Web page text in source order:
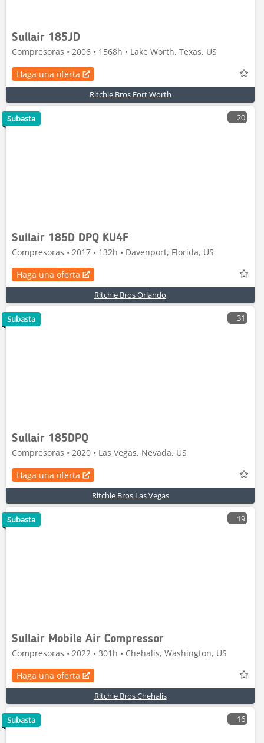
Sullair 185JD
Compresoras • 2006 • 1568h • Lake Worth, Texas, US
Haga una oferta
Ritchie Bros Fort Worth
20
Sullair 185D DPQ KU4F
Compresoras • 2017 • 132h • Davenport, Florida, US
Haga una oferta
Ritchie Bros Orlando
Subasta
31
Sullair 185DPQ
Compresoras • 2020 • Las Vegas, Nevada, US
Haga una oferta
Ritchie Bros Las Vegas
Subasta
19
Sullair Mobile Air Compressor
Compresoras • 2022 • 301h • Chehalis, Washington, US
Haga una oferta
Ritchie Bros Chehalis
Subasta
16
Subasta